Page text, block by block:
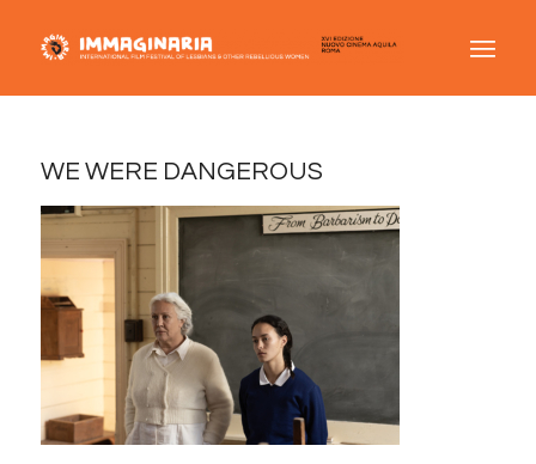
WE WERE DANGEROUS